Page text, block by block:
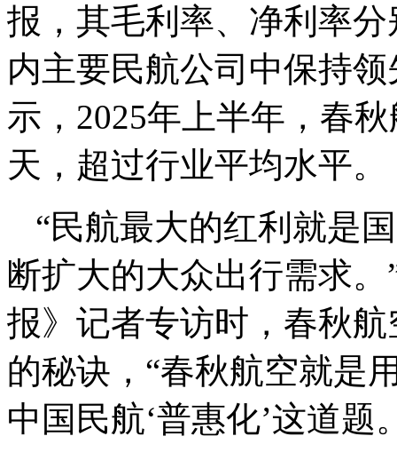
报，其毛利率、净利率分
内主要民航公司中保持
示，2025年上半年，春
天，超过行业平均水平。
“民航最大的红利就是
断扩大的大众出行需求
报》记者专访时，春秋
的秘诀，“春秋航空就是
中国民航‘普惠化’这道题